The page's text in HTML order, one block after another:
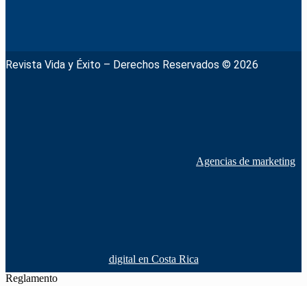
Revista Vida y Éxito – Derechos Reservados © 2026
Agencias de marketing
digital en Costa Rica
Reglamento